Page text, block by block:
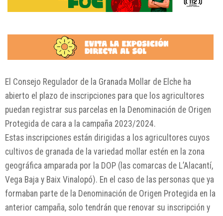
El Consejo Regulador de la Granada Mollar de Elche ha
abierto el plazo de inscripciones para que los agricultores
puedan registrar sus parcelas en la Denominación de Origen
Protegida de cara a la campaña 2023/2024.
Estas inscripciones están dirigidas a los agricultores cuyos
cultivos de granada de la variedad mollar estén en la zona
geográfica amparada por la DOP (las comarcas de L’Alacantí,
Vega Baja y Baix Vinalopó). En el caso de las personas que ya
formaban parte de la Denominación de Origen Protegida en la
anterior campaña, solo tendrán que renovar su inscripción y